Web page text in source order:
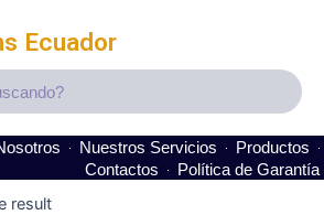
Ecuador
Nuestros Servicios
Productos
Contactos
Política de Garantía
result